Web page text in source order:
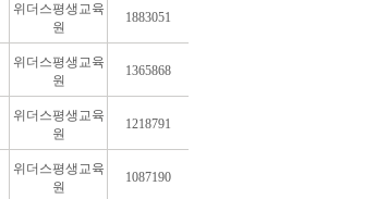
위더스평생교육
원
1883051
위더스평생교육
원
1365868
위더스평생교육
원
1218791
위더스평생교육
원
1087190